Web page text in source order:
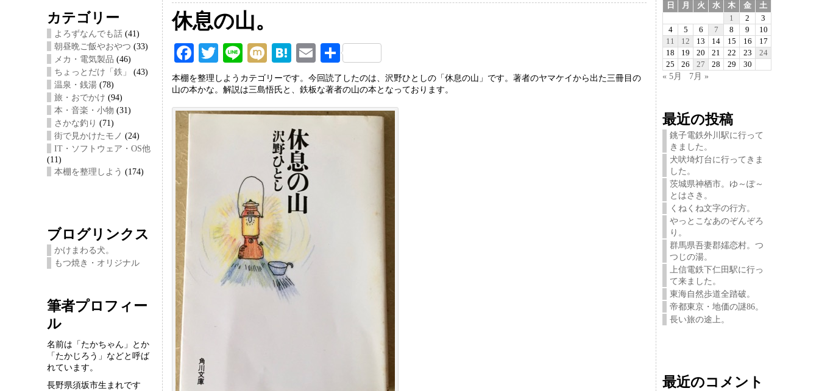
カテゴリー
よろずなんでも話 (41)
朝昼晩ご飯やおやつ (33)
メカ・電気製品 (46)
ちょっとだけ「鉄」
(43)
温泉・銭湯 (78)
旅・おでかけ (94)
本・音楽・小物 (31)
さかな釣り (71)
街で見かけたモノ (24)
IT・ソフトウェア・OS他
(11)
本棚を整理しよう (174)
ブログリンクス
かけまわる犬。
もつ焼き・オリジナル
筆者プロフィー
ル
名前は「たかちゃん」とか
「たかじろう」などと呼ば
れています。
長野県須坂市生まれです
休息の山。
F
ac
eb
oo
T
wi
tt
er
Li
ne
M
ix
i
H
at
en
a
E
m
ai
l
共
有
本棚を整理しようカテゴリーです。今回読了したのは、沢野ひとしの「休息の山」です。著者のヤマケイから出た三冊目の
山の本かな。解説は三島悟氏と、鉄板な著者の山の本となっております。
日
月 火 水 木 金
土
1
2
3
4
5 6 7 8 9
10
11
12 13 14 15 16
17
18
19 20 21 22 23
24
25
26 27 28 29 30
« 5月 7月 »
最近の投稿
銚子電鉄外川駅に行って
きました。
犬吠埼灯台に行ってきま
した。
茨城県神栖市。ゆ～ぽ～
とはさき。
くねくね文字の行方。
やっとこなあのぞんぞろ
り。
群馬県吾妻郡嬬恋村。つ
つじの湯。
上信電鉄下仁田駅に行っ
て来ました。
東海自然歩道全踏破。
帝都東京・地価の謎86。
長い旅の途上。
最近のコメント